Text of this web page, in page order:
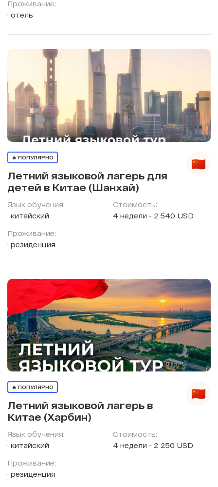
Проживание:
отель
🔥 ПОПУЛЯРНО
Летний языковой лагерь для
детей в Китае (Шанхай)
Язык обучения:
китайский
Проживание:
резиденция
Стоимость:
4 недели - 2 540 USD
🔥 ПОПУЛЯРНО
Летний языковой лагерь в
Китае (Харбин)
Язык обучения:
китайский
Проживание:
резиденция
Стоимость:
4 недели - 2 250 USD